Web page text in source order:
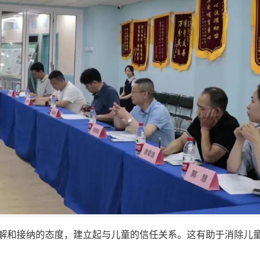
和接纳的态度，建立起与儿童的信任关系。这有助于消除儿